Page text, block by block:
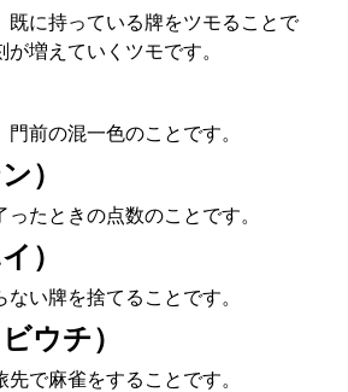
に持っている牌をツモることで
増えていくツモです。
前の混一色のことです。
）
たときの点数のことです。
）
い牌を捨てることです。
ウチ）
で麻雀をすることです。